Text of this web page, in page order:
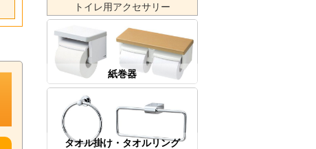
トイレ用アクセサリー
紙巻器
タオル掛け・タオルリング